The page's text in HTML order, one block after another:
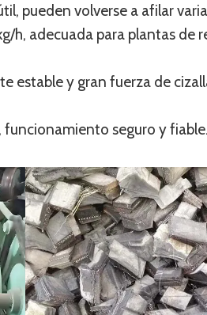
pueden volverse a afilar
h, adecuada para plantas de
estable y gran fuerza de
funcionamiento seguro y fiable.